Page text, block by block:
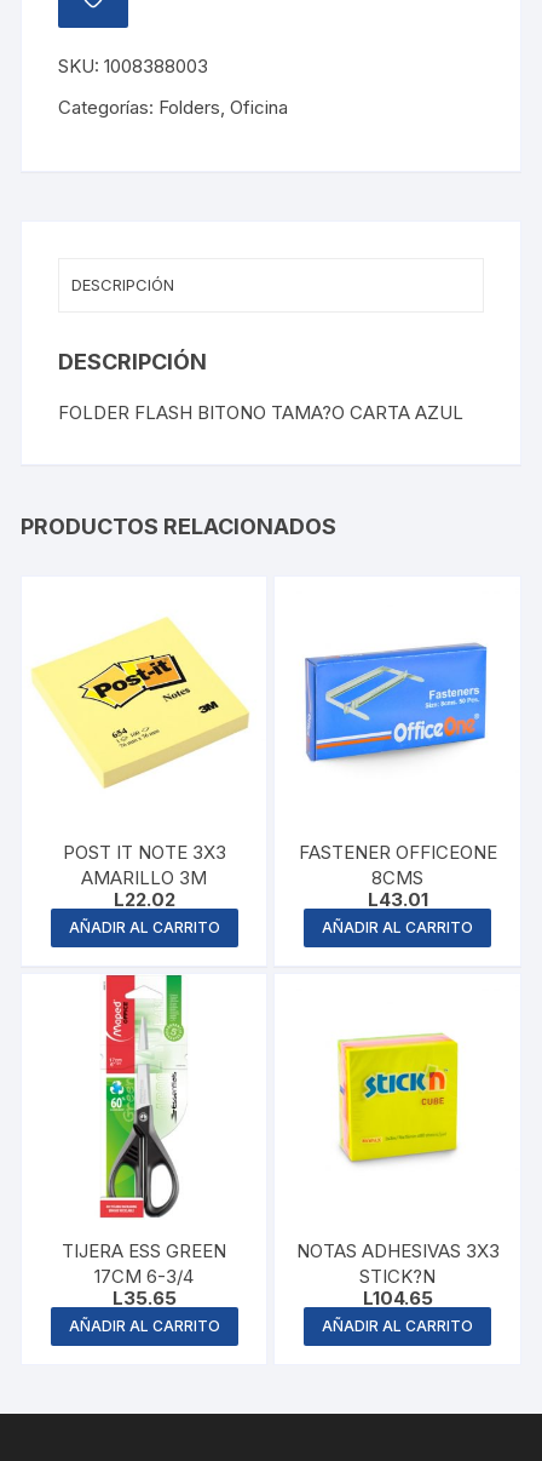
cantidad
AÑADIR
A
LISTA
DE
DESEOS
SKU:1008388003
Categorías: Folders,Oficina
DESCRIPCIÓN
DESCRIPCIÓN
FOLDER FLASH BITONO TAMA?O CARTA AZUL
PRODUCTOS RELACIONADOS
POST IT NOTE 3X3
AMARILLO 3M
L22.02
AÑADIR AL CARRITO
FASTENER OFFICEONE
8CMS
L43.01
AÑADIR AL CARRITO
TIJERA ESS GREEN
17CM 6-3/4
L35.65
AÑADIR AL CARRITO
NOTAS ADHESIVAS 3X3
STICK?N
L104.65
AÑADIR AL CARRITO